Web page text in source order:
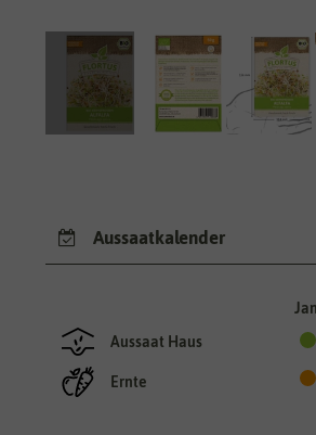
Aussaatkalender
Aussaat Haus
Ernte